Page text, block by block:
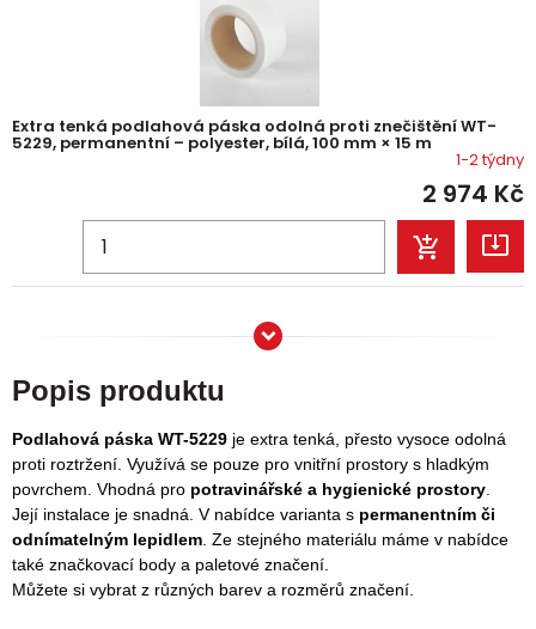
Extra tenká podlahová páska odolná proti znečištění WT-
5229, permanentní – polyester, bílá, 100 mm × 15 m
1-2 týdny
2 974 Kč
Popis produktu
Podlahová páska WT-5229 je extra tenká, přesto vysoce odolná
proti roztržení. Využívá se pouze pro vnitřní prostory s hladkým
povrchem. Vhodná pro potravinářské a hygienické prostory
Její instalace je snadná. V nabídce varianta s permanentním či
odnímatelným lepidlem Ze stejného materiálu máme v nabídce
také značkovací body a paletové značení.
Můžete si vybrat z různých barev a rozměrů značení.